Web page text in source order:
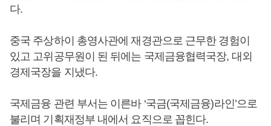
다.
중국 주상하이 총영사관에 재경관으로 근무한 경험이
있고 고위공무원이 된 뒤에는 국제금융협력국장, 대외
경제국장을 지냈다.
국제금융 관련 부서는 이른바 ‘국금(국제금융)라인’으로
불리며 기획재정부 내에서 요직으로 꼽힌다.